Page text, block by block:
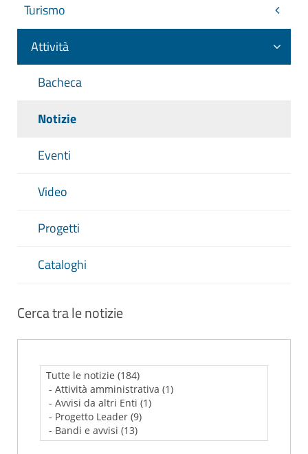
Turismo
Attività
Bacheca
Notizie
Eventi
Video
Progetti
Cataloghi
Cerca tra le notizie